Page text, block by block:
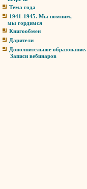
Тема года
1941-1945. Мы помним,
мы гордимся
Книгообмен
Дарители
Дополнительное образование.
Записи вебинаров